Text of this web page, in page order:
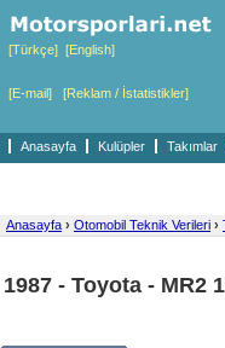
[Türkçe] [English]
[E-mail] [Reklam / İstatistikler]
Anasayfa Kulüpler Takımlar
Anasayfa › Otomobil Teknik Verileri ›
1987 - Toyota - MR2